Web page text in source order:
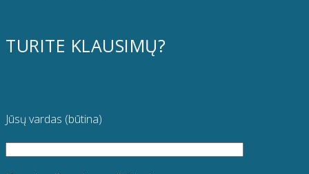
TURITE KLAUSIMŲ?
Jūsų vardas (būtina)